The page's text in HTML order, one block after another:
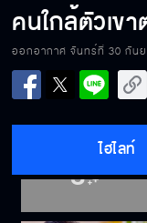
คนใกล้ตัวเข
ออกอากาศ จันทร์ที่ 30 กัน
ไฮไลท์